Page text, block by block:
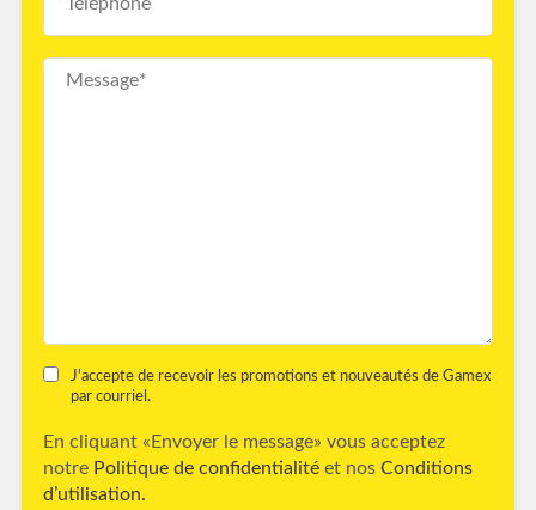
J'accepte de recevoir les promotions et nouveautés de Gamex
par courriel.
En cliquant «Envoyer le message» vous acceptez
notre Politique de confidentialité et nos Conditions
d’utilisation.